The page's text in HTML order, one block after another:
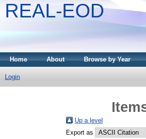
REAL-EOD
Home About Browse by Year
Login
Up a level
Export as